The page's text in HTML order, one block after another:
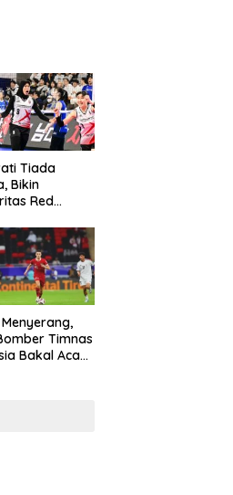
Tiada
Bikin
Red
Timnas
Bakal Acak-